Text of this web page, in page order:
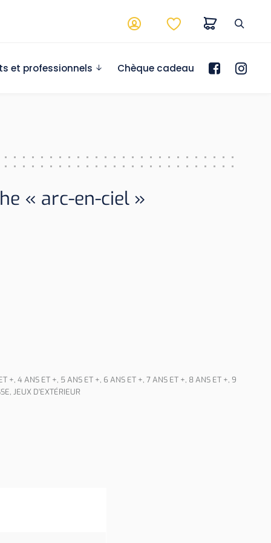
et professionnels Chèque cadeau
« arc-en-ciel »
+, 4 ANS ET +, 5 ANS ET +, 6 ANS ET +, 7 ANS ET +, 8 ANS ET +, 9
, JEUX D'EXTÉRIEUR